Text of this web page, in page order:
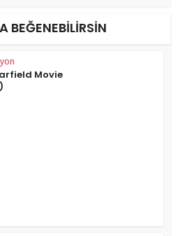
BEĞENEBILIRSIN
Movie